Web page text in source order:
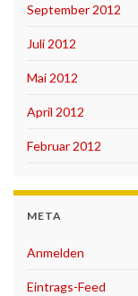
September 2012
Juli 2012
Mai 2012
April 2012
Februar 2012
META
Anmelden
Eintrags-Feed